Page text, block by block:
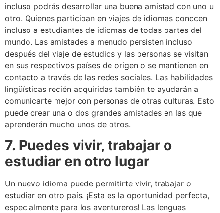
incluso podrás desarrollar una buena amistad con uno u
otro. Quienes participan en viajes de idiomas conocen
incluso a estudiantes de idiomas de todas partes del
mundo. Las amistades a menudo persisten incluso
después del viaje de estudios y las personas se visitan
en sus respectivos países de origen o se mantienen en
contacto a través de las redes sociales. Las habilidades
lingüísticas recién adquiridas también te ayudarán a
comunicarte mejor con personas de otras culturas. Esto
puede crear una o dos grandes amistades en las que
aprenderán mucho unos de otros.
7. Puedes vivir, trabajar o
estudiar en otro lugar
Un nuevo idioma puede permitirte vivir, trabajar o
estudiar en otro país. ¡Esta es la oportunidad perfecta,
especialmente para los aventureros! Las lenguas